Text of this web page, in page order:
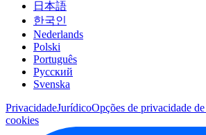
日本語
한국인
Nederlands
Polski
Português
Pусский
Svenska
PrivacidadeJurídicoOpções de privacidade
cookies